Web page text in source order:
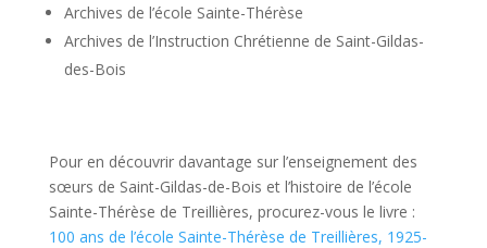
Archives de l’école Sainte-Thérèse
Archives de l’Instruction Chrétienne de Saint-Gildas-
des-Bois
Pour en découvrir davantage sur l’enseignement des
sœurs de Saint-Gildas-de-Bois et l’histoire de l’école
Sainte-Thérèse de Treillières, procurez-vous le livre :
100 ans de l’école Sainte-Thérèse de Treillières, 1925-